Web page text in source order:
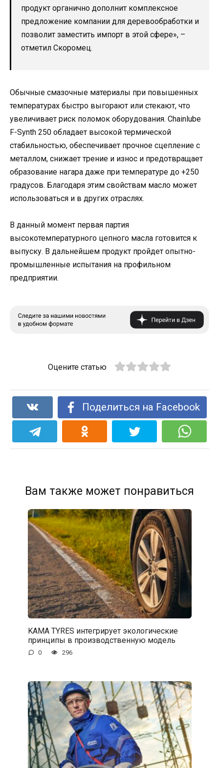
продукт органично дополнит комплексное
предложение компании для деревообработки и
позволит заместить импорт в этой сфере», –
отметил Скоромец.
Обычные смазочные материалы при повышенных
температурах быстро выгорают или стекают, что
увеличивает риск поломок оборудования. Chainlube
F-Synth 250 обладает высокой термической
стабильностью, обеспечивает прочное сцепление с
металлом, снижает трение и износ и предотвращает
образование нагара даже при температуре до +250
градусов. Благодаря этим свойствам масло может
использоваться и в других отраслях.
В данный момент первая партия
высокотемпературного цепного масла готовится к
выпуску. В дальнейшем продукт пройдет опытно-
промышленные испытания на профильном
предприятии.
Оцените статью
Поделиться на Facebook
Вам также может понравиться
KAMA TYRES интегрирует экологические
принципы в производственную модель
0 296